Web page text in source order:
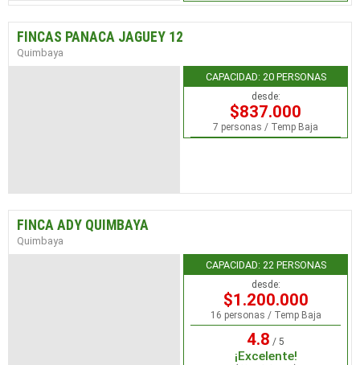
FINCAS PANACA JAGUEY 12
Quimbaya
CAPACIDAD: 20 PERSONAS
desde:
$837.000
7 personas / Temp Baja
FINCA ADY QUIMBAYA
Quimbaya
CAPACIDAD: 22 PERSONAS
desde:
$1.200.000
16 personas / Temp Baja
4.8 / 5
¡Excelente!